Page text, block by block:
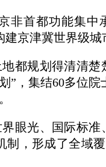
非首都功能集中
京津冀世界级城
都规划得清清
”，集结60多位
眼光、国际标
制，形成了全域